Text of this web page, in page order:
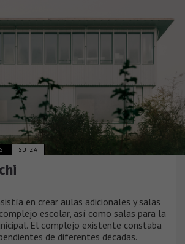
SUIZA
en crear aulas adicionales y salas
escolar, así como salas para la
El complejo existente constaba
de diferentes décadas.